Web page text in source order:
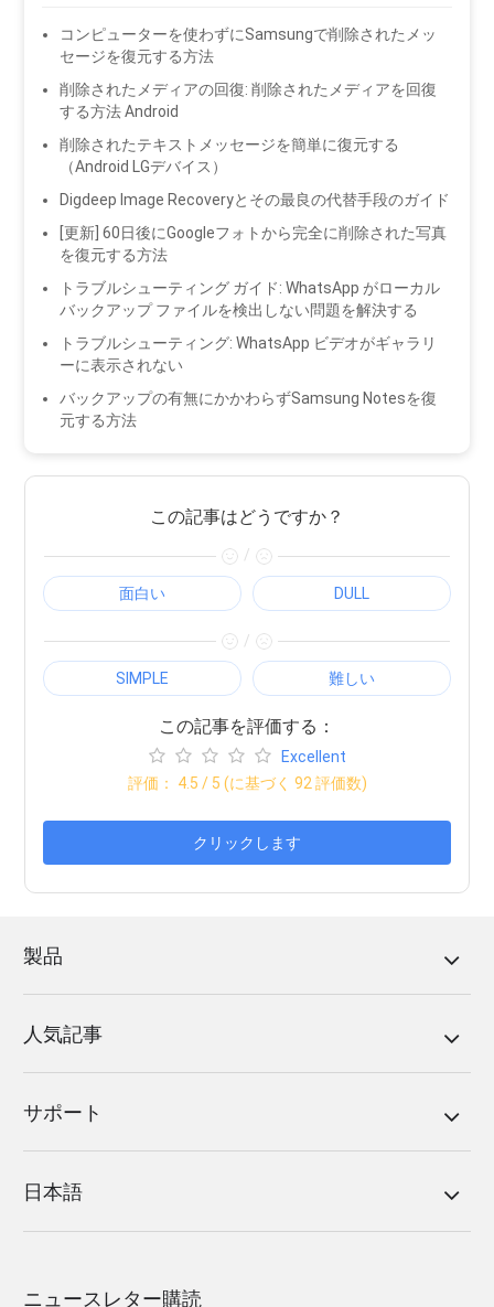
コンピューターを使わずにSamsungで削除されたメッ
セージを復元する方法
削除されたメディアの回復: 削除されたメディアを回復
する方法 Android
削除されたテキストメッセージを簡単に復元する
（Android LGデバイス）
Digdeep Image Recoveryとその最良の代替手段のガイド
[更新] 60日後にGoogleフォトから完全に削除された写真
を復元する方法
トラブルシューティング ガイド: WhatsApp がローカル
バックアップ ファイルを検出しない問題を解決する
トラブルシューティング: WhatsApp ビデオがギャラリ
ーに表示されない
バックアップの有無にかかわらずSamsung Notesを復
元する方法
この記事はどうですか？
/
面白い DULL
/
SIMPLE 難しい
この記事を評価する：
Excellent
評価： 4.5 / 5 (に基づく 92評価数)
クリックします
製品
人気記事
サポート
日本語
ニュースレター購読